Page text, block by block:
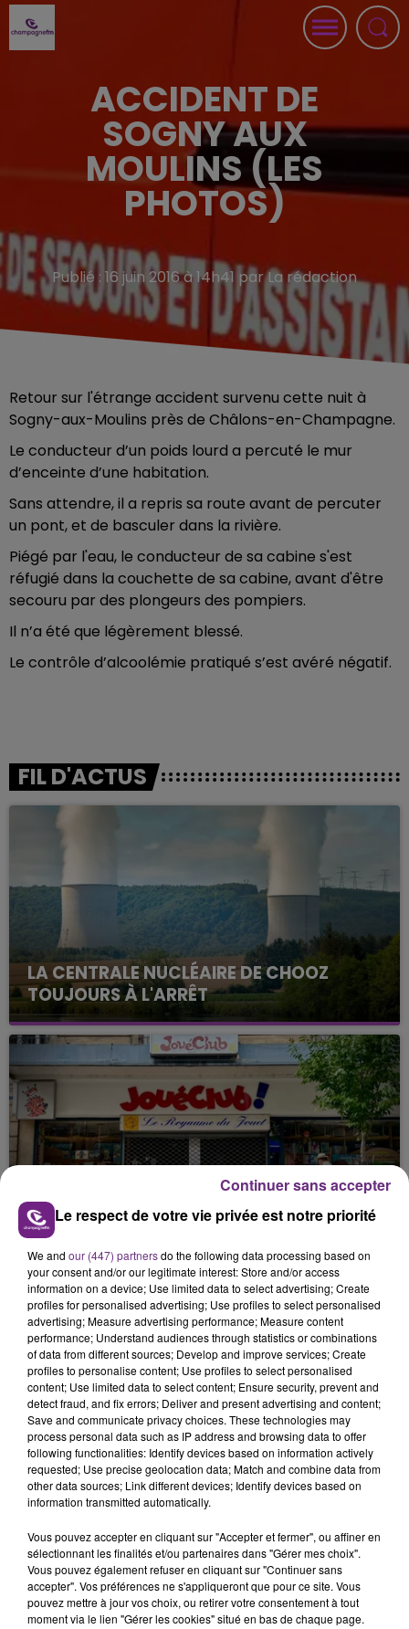
ACCIDENT DE
SOGNY AUX
MOULINS (LES
PHOTOS)
Publié : 16 juin 2016 à 14h41 par La rédaction
Retour sur l'étrange accident survenu cette nuit à
Sogny-aux-Moulins près de Châlons-en-Champagne.
Le conducteur d’un poids lourd a percuté le mur
d’enceinte d’une habitation.
Sans attendre, il a repris sa route avant de percuter
un pont, et de basculer dans la rivière.
Piégé par l'eau, le conducteur de sa cabine s'est
réfugié dans la couchette de sa cabine, avant d'être
secouru par des plongeurs des pompiers.
Il n’a été que légèrement blessé.
Le contrôle d’alcoolémie pratiqué s’est avéré négatif.
FIL D'ACTUS
LA CENTRALE NUCLÉAIRE DE CHOOZ
TOUJOURS À L'ARRÊT
Cela fait déjà une semaine que la centrale
nucléaire ardennaise est à l'arrêt. Une situation
justifiée par la sécheresse intense qui est toujours
présente.
LE MAGASIN JOUÉCLUB DE REIMS FERME
SES PORTES
rémois. Le magasin JouéClub est contraint de
fermer ses portes.
TITRES DIFFUSÉS
21h08
21h08
TAYLOR SWIFT
I Knew It, I Knew You
21h04
21h04
JUSTIN TIMBERLAKE
What Goes Around...
Comes Around
21h01
21h01 20h59
20h59
Le respect de votre vie privée est notre priorité
We and our (447) partnersdo the following data processing based on
your consent and/or our legitimate interest: Store and/or access
information on a device; Use limited data to select advertising; Create
profiles for personalised advertising; Use profiles to select personalised
advertising; Measure advertising performance; Measure content
performance; Understand audiences through statistics or combinations
of data from different sources; Develop and improve services; Create
profiles to personalise content; Use profiles to select personalised
content; Use limited data to select content; Ensure security, prevent and
detect fraud, and fix errors; Deliver and present advertising and content;
Save and communicate privacy choices. These technologies may
process personal data such as IP address and browsing data to offer
following functionalities: Identify devices based on information actively
requested; Use precise geolocation data; Match and combine data from
other data sources; Link different devices; Identify devices based on
information transmitted automatically.
Vous pouvez accepter en cliquant sur "Accepter et fermer", ou affiner en
sélectionnant les finalités et/ou partenaires dans "Gérer mes choix".
Vous pouvez également refuser en cliquant sur "Continuer sans
accepter". Vos préférences ne s'appliqueront que pour ce site. Vous
pouvez mettre à jour vos choix, ou retirer votre consentement à tout
moment via le lien "Gérer les cookies" situé en bas de chaque page.
Continuer sans accepter